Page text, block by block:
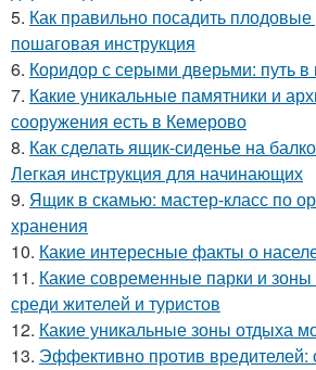
5. Как правильно посадить
пошаговая инструкция
6. Коридор с серыми дверьми: путь в
7. Какие уникальные памятники и
сооружения есть в Кемерово
8. Как сделать ящик-сиденье на
Легкая инструкция для начинающих
9. Ящик в скамью: мастер-класс по
хранения
10. Какие интересные факты о
11. Какие современные парки и
среди жителей и туристов
12. Какие уникальные зоны отдыха
13. Эффективно против вредителей: